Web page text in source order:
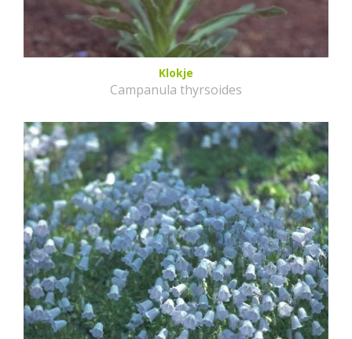
Klokje
Campanula thyrsoides